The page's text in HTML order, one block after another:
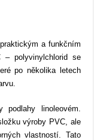
a funkčním
– polyvinylchlorid se
po několika letech
linoleovém.
výroby PVC, ale
vlastností. Tato